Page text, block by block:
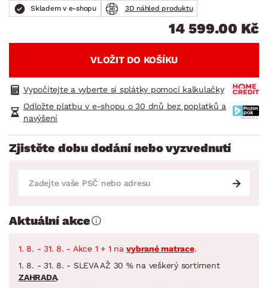
Skladem v e-shopu 3D náhled produktu
14 599.00 Kč
VLOŽIT DO KOŠÍKU
Vypočítejte a vyberte si splátky pomocí kalkulačky
Odložte platbu v e-shopu o 30 dnů bez poplatků a
navýšení
Zjistěte dobu dodání nebo vyzvednutí
Aktuální akce
1. 8. - 31. 8. - Akce 1 + 1 navybrané matrace.
1. 8. - 31. 8. - SLEVA AŽ 30 % na veškerý sortiment
ZAHRADA.